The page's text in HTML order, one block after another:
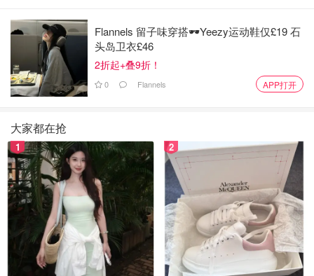
图片来自于@懒得改名，版权归原作者所有
Flannels 留子味穿搭🕶️Yeezy运动鞋仅£19 石
头岛卫衣£46
2折起+叠9折！
0 Flannels APP打开
大家都在抢
1 2